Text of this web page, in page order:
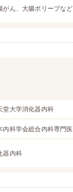
がん、大腸ポリープなど
堂大学消化器内科
内科学会総合内科専門医
器内科